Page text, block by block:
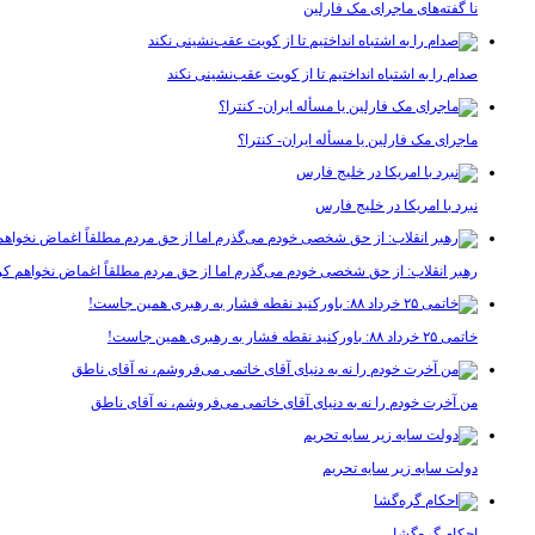
نا گفته‌های ماجرای مک فارلین
صدام را به اشتباه انداختیم تا از کویت عقب‌نشینی نکند
ماجرای مک فارلین یا مسأله ایران- کنترا؟
نبرد با امریکا در خلیج فارس
رهبر انقلاب: از حق شخصی خودم می‌گذرم اما از حق مردم مطلقاً اغماض نخواهم
خاتمی ۲۵ خرداد ۸۸: باورکنید نقطه فشار به رهبری همین جاست!
من آخرت خودم را نه به دنیای آقای خاتمی می‌فروشم، نه آقای ناطق
دولت سایه زیر سایه تحریم